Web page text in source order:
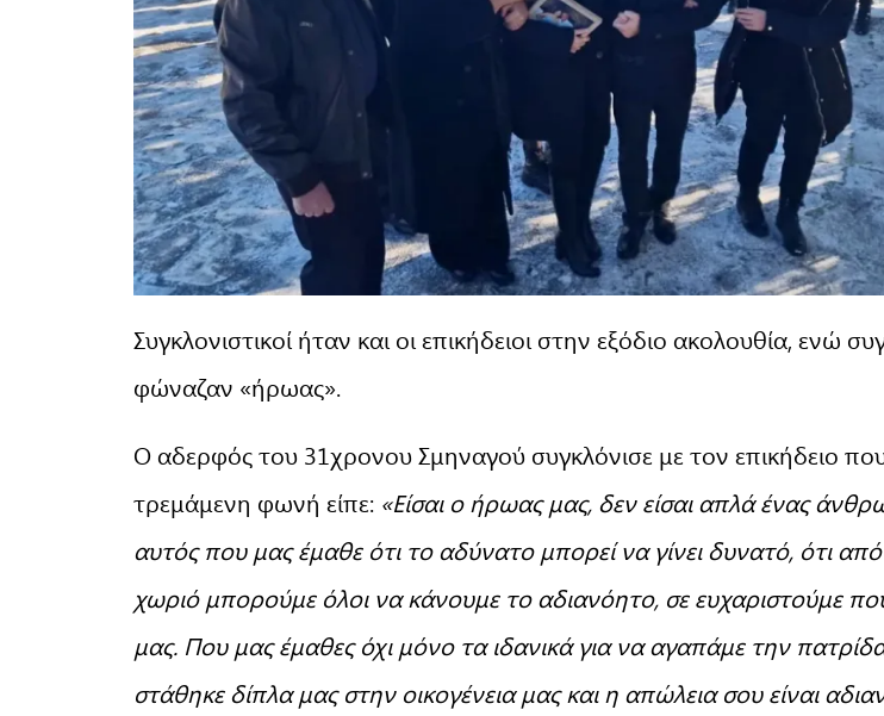
Συγκλονιστικοί ήταν και οι επικήδειοι στην εξόδιο ακολουθία, ενώ
φώναζαν «ήρωας».
Ο αδερφός του 31χρονου Σμηναγού συγκλόνισε με τον επικήδειο
τρεμάμενη φωνή είπε: «Είσαι ο ήρωας μας, δεν είσαι απλά ένας
αυτός που μας έμαθε ότι το αδύνατο μπορεί να γίνει δυνατό, ότι
χωριό μπορούμε όλοι να κάνουμε το αδιανόητο, σε ευχαριστούμε
μας. Που μας έμαθες όχι μόνο τα ιδανικά για να αγαπάμε την
στάθηκε δίπλα μας στην οικογένεια μας και η απώλεια σου είναι